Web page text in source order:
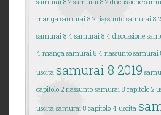
samurai 8 2 samurai 8 2 discussione
manga samurai 8 2 riassunto samurai 8
samurai 8 4 samurai 8 4 discussione
4 manga samurai 8 4 riassunto samurai
uscita samurai 8 2019
capitolo 2 riassunto samurai 8 capitolo 2
uscita samurai 8 capitolo 4 uscita